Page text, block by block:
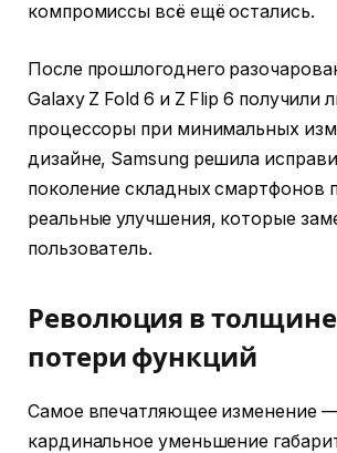
компромиссы всё ещё остались.
После прошлогоднего
Galaxy Z Fold 6 и Z Flip 6 получили
процессоры при минимальных
дизайне, Samsung решила
поколение складных смартфонов
реальные улучшения, которые
пользователь.
Революция в толщине
потери функций
Самое впечатляющее изменение
кардинальное уменьшение